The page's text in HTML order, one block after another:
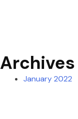
Archives
January 2022